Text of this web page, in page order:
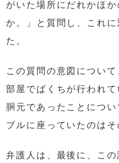
がいた場所にだれかほ
か。」と質問し、これ
た。
この質問の意図につい
部屋でばくちが行われ
胴元であったことにつ
ブルに座っていたのは
弁護人は、最後に、こ